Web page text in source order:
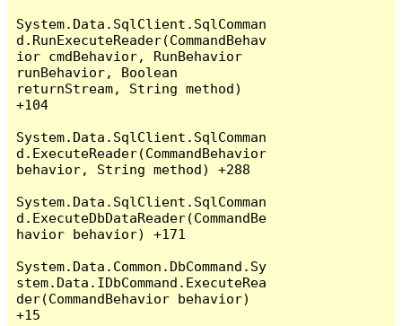
System.Data.SqlClient.SqlComman
d.RunExecuteReader(CommandBehav
ior cmdBehavior, RunBehavior
runBehavior, Boolean
returnStream, String method)
+104
System.Data.SqlClient.SqlComman
d.ExecuteReader(CommandBehavior
behavior, String method) +288
System.Data.SqlClient.SqlComman
d.ExecuteDbDataReader(CommandBe
havior behavior) +171
System.Data.Common.DbCommand.Sy
stem.Data.IDbCommand.ExecuteRea
der(CommandBehavior behavior)
+15